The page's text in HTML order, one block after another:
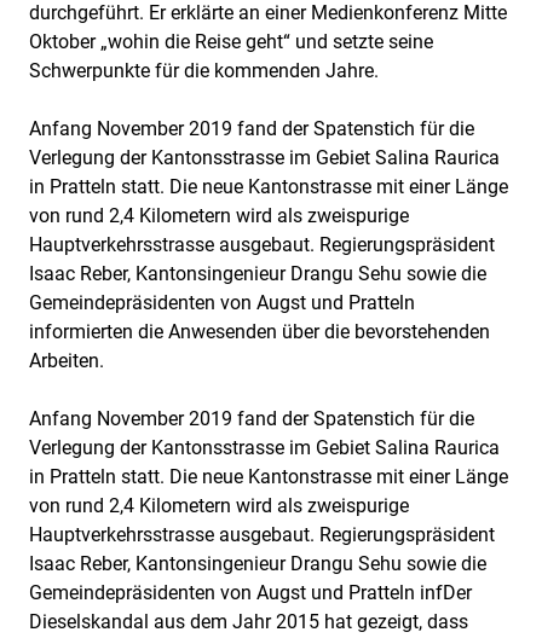
durchgeführt. Er erklärte an einer Medienkonferenz Mitte
Oktober „wohin die Reise geht“ und setzte seine
Schwerpunkte für die kommenden Jahre.
Anfang November 2019 fand der Spatenstich für die
Verlegung der Kantonsstrasse im Gebiet Salina Raurica
in Pratteln statt. Die neue Kantonstrasse mit einer Länge
von rund 2,4 Kilometern wird als zweispurige
Hauptverkehrsstrasse ausgebaut. Regierungspräsident
Isaac Reber, Kantonsingenieur Drangu Sehu sowie die
Gemeindepräsidenten von Augst und Pratteln
informierten die Anwesenden über die bevorstehenden
Arbeiten.
Anfang November 2019 fand der Spatenstich für die
Verlegung der Kantonsstrasse im Gebiet Salina Raurica
in Pratteln statt. Die neue Kantonstrasse mit einer Länge
von rund 2,4 Kilometern wird als zweispurige
Hauptverkehrsstrasse ausgebaut. Regierungspräsident
Isaac Reber, Kantonsingenieur Drangu Sehu sowie die
Gemeindepräsidenten von Augst und Pratteln infDer
Dieselskandal aus dem Jahr 2015 hat gezeigt, dass